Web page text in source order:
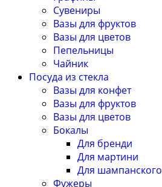
Сувениры
Вазы для фруктов
Вазы для цветов
Пепельницы
Чайник
Посуда из стекла
Вазы для конфет
Вазы для фруктов
Вазы для цветов
Бокалы
Для бренди
Для мартини
Для шампанского
Фужеры